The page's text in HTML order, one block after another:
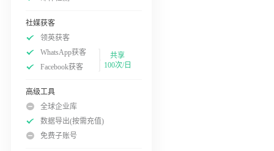
社媒获客
领英获客
WhatsApp获客
Facebook获客
共享
100次/日
高级工具
全球企业库
数据导出(按需充值)
免费子账号